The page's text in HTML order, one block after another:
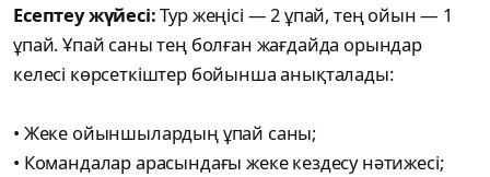
Есептеу жүйесі:Тур жеңісі — 2 ұпай, тең ойын — 1
ұпай. Ұпай саны тең болған жағдайда орындар
келесі көрсеткіштер бойынша анықталады:
• Жеке ойыншылардың ұпай саны;
• Командалар арасындағы жеке кездесу нәтижесі;